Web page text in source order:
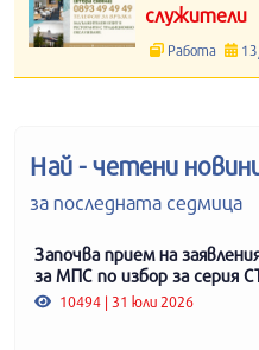
служители
Работа
Най - четени
за последната седмица
Започва прием на
за МПС по избор за серия
10494 | 31 юли 2026